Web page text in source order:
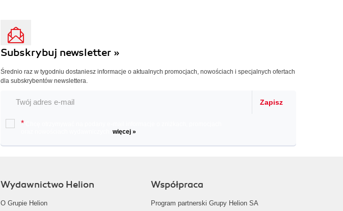
Subskrybuj newsletter »
Średnio raz w tygodniu dostaniesz informacje o aktualnych promocjach, nowościach i specjalnych ofertach
dla subskrybentów newslettera.
Zapisz
*
więcej »
Wydawnictwo Helion
O Grupie Helion
Współpraca
Program partnerski Grupy Helion SA